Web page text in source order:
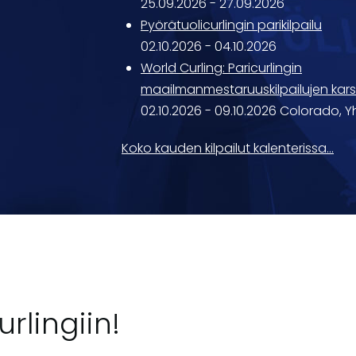
25.09.2026 - 27.09.2026
Pyörätuolicurlingin parikilpailu
02.10.2026 - 04.10.2026
World Curling: Paricurlingin
maailmanmestaruuskilpailujen
02.10.2026 - 09.10.2026 Colorado,
Koko kauden kilpailut kalenterissa...